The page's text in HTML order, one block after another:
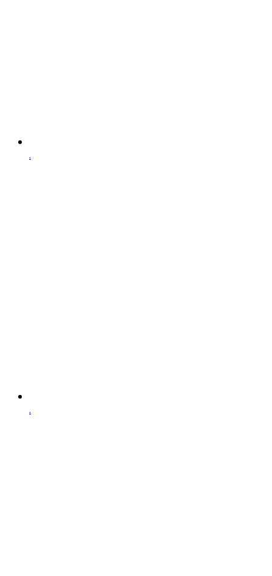
.
.